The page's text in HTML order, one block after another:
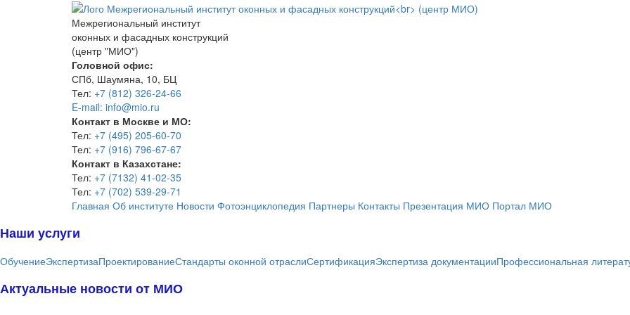
Межрегиональный институт
оконных и фасадных конструкций
(центр "МИО")
Головной офис:
СПб, Шаумяна, 10, БЦ
Тел: +7 (812) 326-24-66
E-mail: info@mio.ru
Контакт в Москве и МО:
Тел: +7 (495) 205-60-70
Тел: +7 (916) 796-67-67
Контакт в Казахстане:
Тел: +7 (7132) 41-02-35
Тел: +7 (702) 539-29-71
Главная Об институте Новости Фотоэнциклопедия Партнеры Контакты Презентация МИО Портал МИО
Наши услуги
ОбучениеЭкспертизаПроектированиеСтандарты оконной отраслиСертификацияЭкспертиза документацииПрофессиональная
Актуальные новости от МИО